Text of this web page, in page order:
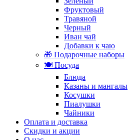
Фруктовый
Травяной
Черный
Иван чай
Добавки к чаю
🎁 Подарочные наборы
🍽️ Посуда
Блюда
Казаны и мангалы
Косушки
Пиалушки
Чайники
Оплата и доставка
Скидки и акции